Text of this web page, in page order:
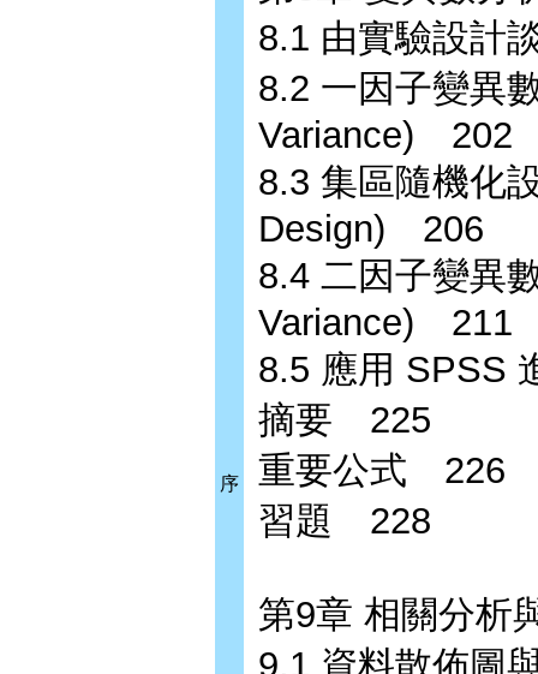
序
8.1 由實驗設計
8.2 一因子變異
Variance) 202
8.3 集區隨機化
Design) 206
8.4 二因子變異
Variance) 211
8.5 應用 SPSS
摘要 225
重要公式 226
習題 228
第9章 相關分
9.1 資料散佈圖